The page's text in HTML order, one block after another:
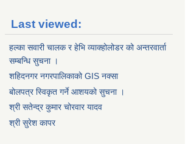
Last viewed:
हल्का सवारी चालक र हेभि व्याक्होलोडर को अन्तरवार्ता
सम्बन्धि सुचना ।
शहिदनगर नगरपालिकाको GIS नक्सा
बोलपत्र स्विकृत गर्ने आशयको सुचना ।
श्री सतेन्द्र कुमार चोरवार यादव
श्री सुरेश कापर